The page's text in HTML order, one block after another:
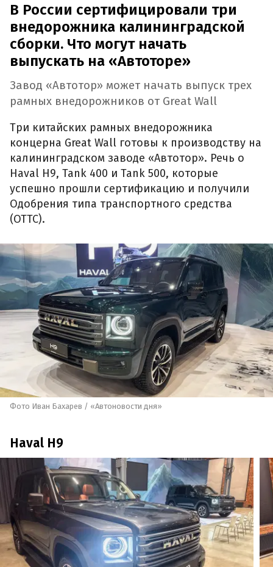
В России сертифицировали три
внедорожника калининградской
сборки. Что могут начать
выпускать на «Автоторе»
Завод «Автотор» может начать выпуск трех
рамных внедорожников от Great Wall
Три китайских рамных внедорожника
концерна Great Wall готовы к производству на
калининградском заводе «Автотор». Речь о
Haval H9, Tank 400 и Tank 500, которые
успешно прошли сертификацию и получили
Одобрения типа транспортного средства
(ОТТС).
Фото Иван Бахарев / «Автоновости дня»
Haval H9